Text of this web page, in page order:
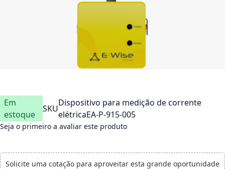
Em
estoque
SKU
Dispositivo para medição de corrente
elétricaEA-P-915-005
Seja o primeiro a avaliar este produto
Solicite uma cotação para aproveitar esta grande oportunidade